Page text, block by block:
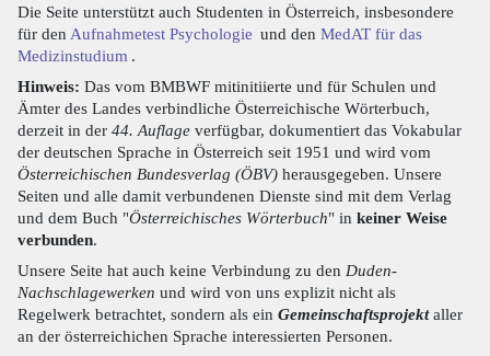
Die Seite unterstützt auch Studenten in Österreich, insbesondere
für den Aufnahmetest Psychologie und den MedAT für das
Medizinstudium .
Hinweis: Das vom BMBWF mitinitiierte und für Schulen und
Ämter des Landes verbindliche Österreichische Wörterbuch,
derzeit in der 44. Auflage verfügbar, dokumentiert das Vokabular
der deutschen Sprache in Österreich seit 1951 und wird vom
Österreichischen Bundesverlag (ÖBV) herausgegeben. Unsere
Seiten und alle damit verbundenen Dienste sind mit dem Verlag
und dem Buch "Österreichisches Wörterbuch" in keiner Weise
verbunden.
Unsere Seite hat auch keine Verbindung zu den Duden-
Nachschlagewerken und wird von uns explizit nicht als
Regelwerk betrachtet, sondern als ein Gemeinschaftsprojektaller
an der österreichichen Sprache interessierten Personen.